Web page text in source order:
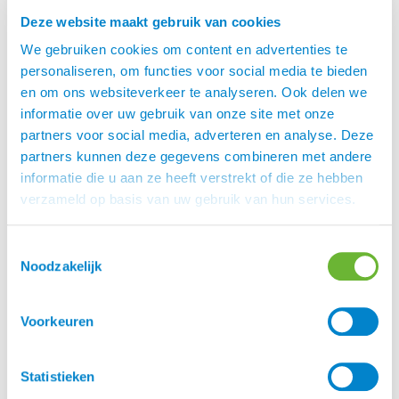
Deze website maakt gebruik van cookies
We gebruiken cookies om content en advertenties te
personaliseren, om functies voor social media te bieden
en om ons websiteverkeer te analyseren. Ook delen we
informatie over uw gebruik van onze site met onze
partners voor social media, adverteren en analyse. Deze
partners kunnen deze gegevens combineren met andere
informatie die u aan ze heeft verstrekt of die ze hebben
verzameld op basis van uw gebruik van hun services.
Noodzakelijk
Voorkeuren
Statistieken
Hans van Dijk, zijn telefoonnummer is 06 287 13
577. Een mail sturen kan ook, naarhans@atorka.nl
Harry’s Horse
De filosofie vanHarry’s Horseis “Paardensport en
geluk zijn onlosmakelijk met elkaar verbonden”. Zij
leveren al sinds 1974 de mooiste producten om
maximaal te kunnen genieten van al het moois dat
de paardensport te bieden heeft.
vooruitstrevende concepten en uiteindelijk een
zeer bruikbaar eindproduct. Het is het streven om
de paardenliefhebber altijd toegang te geven tot
de meest recente ontwikkelingen op het gebied
producten zijn constant aan veranderingen
onderhevig om te voldoen aan de steeds strenger